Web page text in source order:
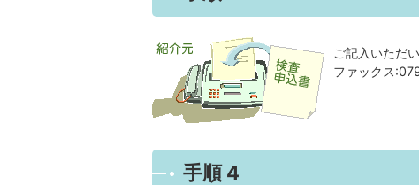
ご記入いただ
ファックス
手順 4